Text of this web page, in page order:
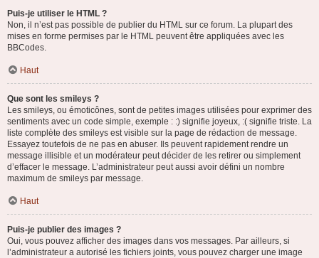
Puis-je utiliser le HTML ?
Non, il n’est pas possible de publier du HTML sur ce forum. La plupart des
mises en forme permises par le HTML peuvent être appliquées avec les
BBCodes.
Haut
Que sont les smileys ?
Les smileys, ou émoticônes, sont de petites images utilisées pour exprimer des
sentiments avec un code simple, exemple : :) signifie joyeux, :( signifie triste. La
liste complète des smileys est visible sur la page de rédaction de message.
Essayez toutefois de ne pas en abuser. Ils peuvent rapidement rendre un
message illisible et un modérateur peut décider de les retirer ou simplement
d’effacer le message. L’administrateur peut aussi avoir défini un nombre
maximum de smileys par message.
Haut
Puis-je publier des images ?
Oui, vous pouvez afficher des images dans vos messages. Par ailleurs, si
l’administrateur a autorisé les fichiers joints, vous pouvez charger une image